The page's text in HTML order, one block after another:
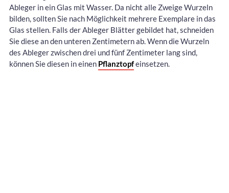
Ableger in ein Glas mit Wasser. Da nicht alle Zweige Wurzeln
bilden, sollten Sie nach Möglichkeit mehrere Exemplare in das
Glas stellen. Falls der Ableger Blätter gebildet hat, schneiden
Sie diese an den unteren Zentimetern ab. Wenn die Wurzeln
des Ableger zwischen drei und fünf Zentimeter lang sind,
können Sie diesen in einen Pflanztopfeinsetzen.